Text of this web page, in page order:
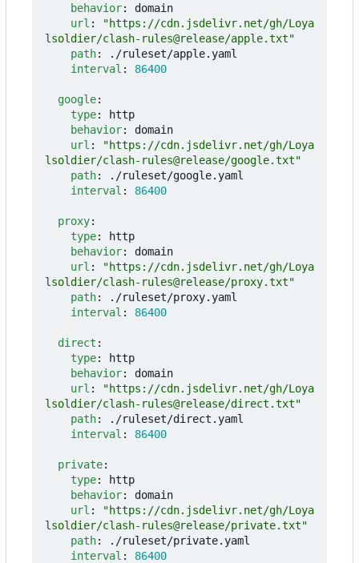
behavior:
domain
url :
"https://cdn.jsdelivr.net/gh/Loya
lsoldier/clash-rules@release/apple.txt"
path:
./ruleset/apple.yaml
interval : 86400
google:
type:
http
behavior:
domain
url :
"https://cdn.jsdelivr.net/gh/Loya
lsoldier/clash-rules@release/google.txt"
path:
./ruleset/google.yaml
interval : 86400
proxy:
type:
http
behavior:
domain
url :
"https://cdn.jsdelivr.net/gh/Loya
lsoldier/clash-rules@release/proxy.txt"
path:
./ruleset/proxy.yaml
interval : 86400
direct :
type:
http
behavior:
domain
url :
"https://cdn.jsdelivr.net/gh/Loya
lsoldier/clash-rules@release/direct.txt"
path:
./ruleset/direct.yaml
interval : 86400
private:
type:
http
behavior:
domain
url :
"https://cdn.jsdelivr.net/gh/Loya
lsoldier/clash-rules@release/private.txt"
path:
./ruleset/private.yaml
interval : 86400